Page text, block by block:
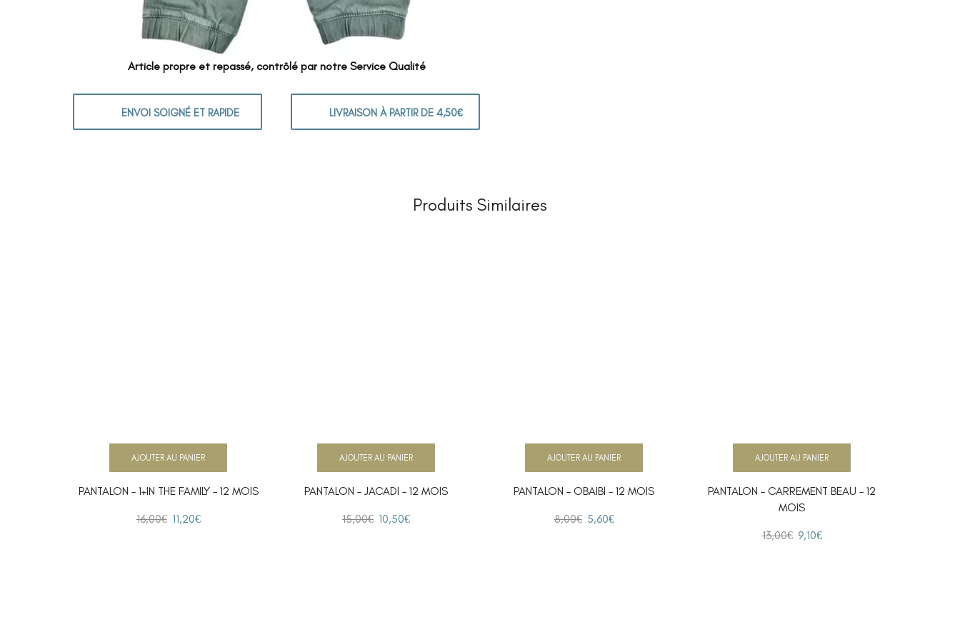
Article propre et repassé, contrôlé par notre Service Qualité
ENVOI SOIGNÉ ET RAPIDE LIVRAISON À PARTIR DE 4,50€
Produits Similaires
PANTALON – 1+IN THE FAMILY – 12 MOIS
16,00€ 11,20€
AJOUTER AU PANIER
PANTALON – JACADI – 12 MOIS
15,00€ 10,50€
AJOUTER AU PANIER
PANTALON – OBAIBI – 12 MOIS
8,00€ 5,60€
AJOUTER AU PANIER
PANTALON – CARREMENT BEAU – 12
MOIS
13,00€ 9,10€
AJOUTER AU PANIER